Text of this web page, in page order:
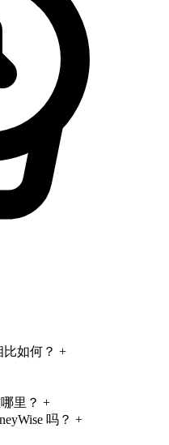
比如何？ +
里？ +
吗？ +